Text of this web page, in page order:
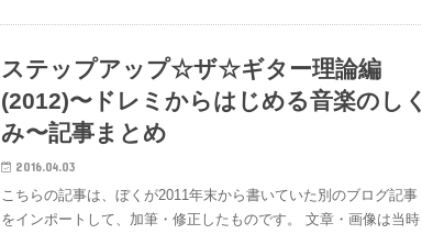
ステップアップ☆ザ☆ギター理論編
(2012)〜ドレミからはじめる音楽のしく
み〜記事まとめ
2016.04.03
こちらの記事は、ぼくが2011年末から書いていた別のブログ記事
をインポートして、加筆・修正したものです。 文章・画像は当時